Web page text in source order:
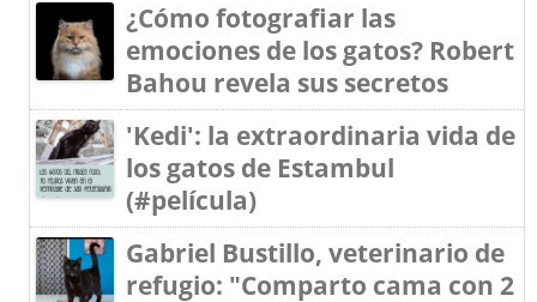
¿Cómo fotografiar las
emociones de los gatos? Robert
Bahou revela sus secretos
'Kedi': la extraordinaria vida de
los gatos de Estambul
(#película)
Gabriel Bustillo, veterinario de
refugio: "Comparto cama con 2